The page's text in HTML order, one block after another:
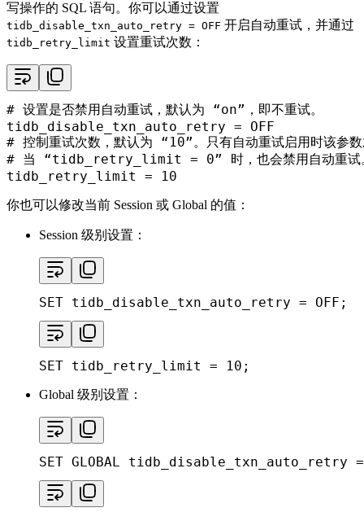
写操作的 SQL 语句。你可以通过设置
tidb_disable_txn_auto_retry = OFF 开启自动重试，并通过
tidb_retry_limit 设置重试次数：
# 设置是否禁用自动重试，默认为 “on”，即不重试。
tidb_disable_txn_auto_retry = OFF
# 控制重试次数，默认为 “10”。只有自动重试启用时该参
# 当 “tidb_retry_limit = 0” 时，也会禁用自动重试
tidb_retry_limit
= 10
你也可以修改当前 Session 或 Global 的值：
Session 级别设置：
SET tidb_disable_txn_auto_retry = OFF;
SET tidb_retry_limit = 10 ;
Global 级别设置：
SET GLOBAL tidb_disable_txn_auto_retry =